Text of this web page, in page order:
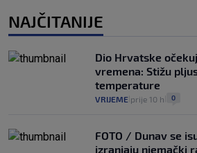
NAJČITANIJE
Dio Hrvatske
vremena: Stižu
temperature
VRIJEME prije 10 h 0
FOTO / Dunav se
izranjaju njemački